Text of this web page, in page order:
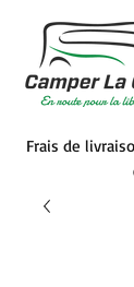
Frais de